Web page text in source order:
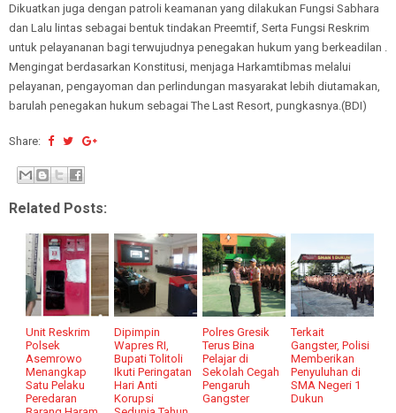
Dikuatkan juga dengan patroli keamanan yang dilakukan Fungsi Sabhara
dan Lalu lintas sebagai bentuk tindakan Preemtif, Serta Fungsi Reskrim
untuk pelayananan bagi terwujudnya penegakan hukum yang berkeadilan .
Mengingat berdasarkan Konstitusi, menjaga Harkamtibmas melalui
pelayanan, pengayoman dan perlindungan masyarakat lebih diutamakan,
barulah penegakan hukum sebagai The Last Resort, pungkasnya.(BDI)
Share:
Related Posts:
Unit Reskrim
Polsek
Asemrowo
Menangkap
Satu Pelaku
Peredaran
Dipimpin
Wapres RI,
Bupati Tolitoli
Ikuti Peringatan
Hari Anti
Korupsi
Polres Gresik
Terus Bina
Pelajar di
Sekolah Cegah
Pengaruh
Gangster
Terkait
Gangster, Polisi
Memberikan
Penyuluhan di
SMA Negeri 1
Dukun